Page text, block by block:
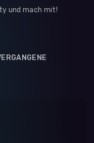
und mach mit!